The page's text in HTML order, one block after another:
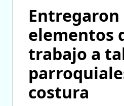
Entregaron
elementos
trabajo a
costura